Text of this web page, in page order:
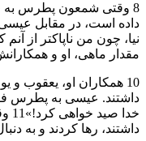
8 وقتی شمعون پطرس به
داده است، در مقابل
مقدار ماهی، او و
10 همكاران او، يعقوب و
داشتند. عيسی به پطرس
داشتند، رها كردند و به